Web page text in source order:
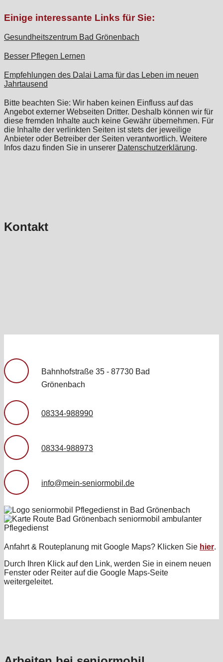
Einige interessante Links für Sie:
Gesundheitszentrum Bad Grönenbach
Besser Pflegen Lernen
Empfehlungen des Dalai Lama für das Leben im neuen
Jahrtausend
Bitte beachten Sie: Wir haben keinen Einfluss auf das
Angebot externer Webseiten Dritter. Deshalb können wir für
diese fremden Inhalte auch keine Gewähr übernehmen. Für
die Inhalte der verlinkten Seiten ist stets der jeweilige
Anbieter oder Betreiber der Seiten verantwortlich. Weitere
Infos dazu finden Sie in unserer Datenschutzerklärung.
Kontakt
Bahnhofstraße 35 - 87730 Bad
Grönenbach
08334-988990
08334-988973
info@mein-seniormobil.de
Anfahrt & Routeplanung mit Google Maps? Klicken Sie hier.
Durch Ihren Klick auf den Link, werden Sie in einem neuen
Fenster oder Reiter auf die Google Maps-Seite
weitergeleitet.